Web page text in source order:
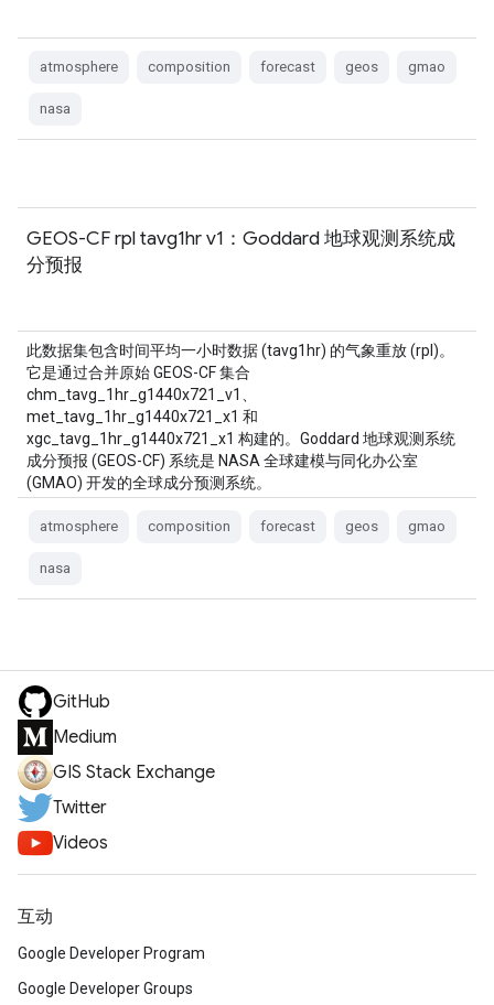
atmosphere composition forecast geos gmao
nasa
GEOS-CF rpl tavg1hr v1：Goddard 地球观测系统成
分预报
此数据集包含时间平均一小时数据 (tavg1hr) 的气象重放 (rpl)。
它是通过合并原始 GEOS-CF 集合
chm_tavg_1hr_g1440x721_v1、
met_tavg_1hr_g1440x721_x1 和
xgc_tavg_1hr_g1440x721_x1 构建的。Goddard 地球观测系统
成分预报 (GEOS-CF) 系统是 NASA 全球建模与同化办公室
(GMAO) 开发的全球成分预测系统。
atmosphere composition forecast geos gmao
nasa
GitHub
Medium
GIS Stack Exchange
Twitter
Videos
互动
Google Developer Program
Google Developer Groups